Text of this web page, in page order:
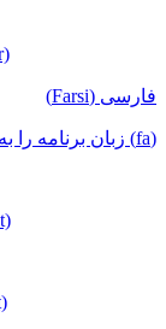
فارسی (Farsi)
(fa) زبان برنامه را به فارسی تغییر دهید